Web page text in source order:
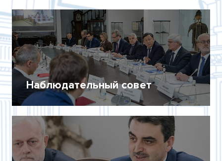
Наблюдательный совет